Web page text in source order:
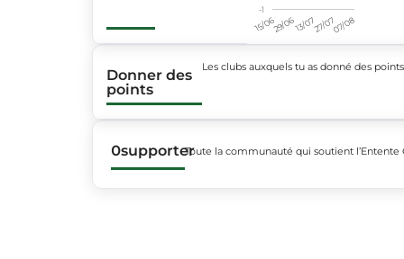
15/0629/0613/0727/0707/08
-1
Donner des
points
Les clubs auxquels tu as donné des points
0supporterToute la communauté qui soutient l’Entente